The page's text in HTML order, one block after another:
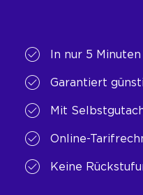
In nur 5
Garantiert
Mit
Online-
Keine